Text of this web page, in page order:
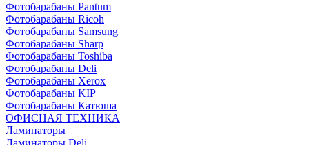
Фотобарабаны Pantum
Фотобарабаны Ricoh
Фотобарабаны Samsung
Фотобарабаны Sharp
Фотобарабаны Toshiba
Фотобарабаны Deli
Фотобарабаны Xerox
Фотобарабаны KIP
Фотобарабаны Катюша
ОФИСНАЯ ТЕХНИКА
Ламинаторы
Ламинаторы Deli